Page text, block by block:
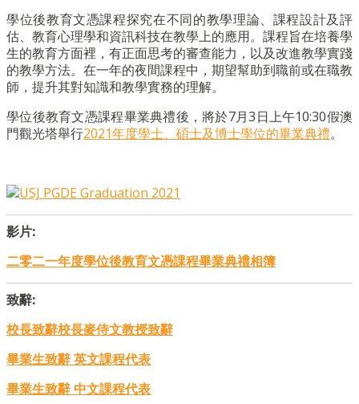
學位後教育文憑課程探究在不同的教學理論、課程設計及評
估、教育心理學和資訊科技在教學上的應用。課程旨在培養學
生的教育方面裡，有正面思考的審查能力，以及改進教學實踐
的教學方法。在一年的夜間課程中，期望幫助到職前或在職教
師，提升其對知識和教學實務的理解。
學位後教育文憑課程畢業典禮後，將於7月3日上午10:30假澳
門觀光塔舉行2021年度學士、碩士及博士學位的畢業典禮。
影片:
二零二一年度學位後教育文憑課程畢業典禮相簿
致辭:
校長致辭校長麥侍文教授致辭
畢業生致辭 英文課程代表
畢業生致辭 中文課程代表